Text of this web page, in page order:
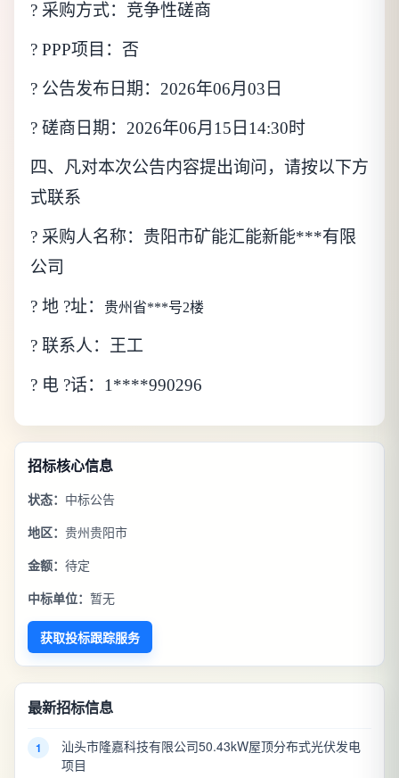
? 采购方式： 竞争性磋商
? PPP项目：否
? 公告发布日期： 2026年06月 03 日
? 磋商 日期： 2026年06月 15 日 14:30时
四、 凡对本次公告内容提出询问，请按以下方
式联系
? 采购人名称：贵阳市矿能汇能新能***有限
公司
? 地 ?址： 贵州省***号2楼
? 联系人： 王工
? 电 ?话： 1****990296
招标核心信息
状态： 中标公告
地区： 贵州贵阳市
金额： 待定
中标单位： 暂无
获取投标跟踪服务
最新招标信息
1
汕头市隆嘉科技有限公司50.43kW屋顶分布式光伏发电
项目